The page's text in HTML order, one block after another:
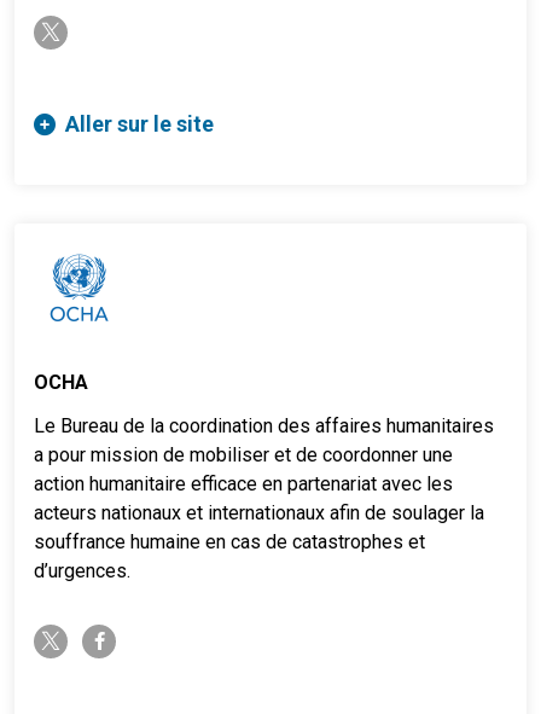
twitter-x
Aller sur le site
OCHA
Le Bureau de la coordination des affaires humanitaires
a pour mission de mobiliser et de coordonner une
action humanitaire efficace en partenariat avec les
acteurs nationaux et internationaux afin de soulager la
souffrance humaine en cas de catastrophes et
d’urgences.
twitter-x facebook-f